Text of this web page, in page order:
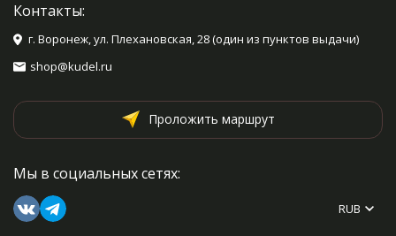
Контакты:
г. Воронеж, ул. Плехановская, 28 (один из пунктов выдачи)
shop@kudel.ru
Проложить маршрут
Мы в социальных сетях:
RUB